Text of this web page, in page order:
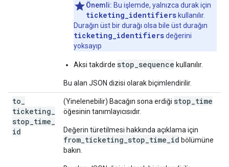
Önemli: Bu işlemde, yalnızca durak için
ticketing_identifiers kullanılır.
Durağın üst bir durağı olsa bile üst durağın
ticketing_identifiersdeğerini
yoksayıp
Aksi takdirde stop_sequence kullanılır.
Bu alan JSON dizisi olarak biçimlendirilir.
to
ticketing
stop time
id
(Yinelenebilir) Bacağın sona erdiği stop_time
öğesinin tanımlayıcısıdır.
Değerin türetilmesi hakkında açıklama için
from_ticketing_stop_time_id bölümüne
bakın.